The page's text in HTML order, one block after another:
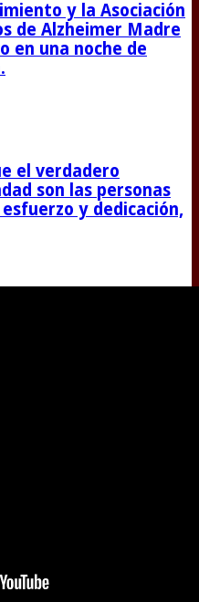
y la Asociación
de Alzheimer Madre
en una noche de
el verdadero
son las personas
y dedicación,